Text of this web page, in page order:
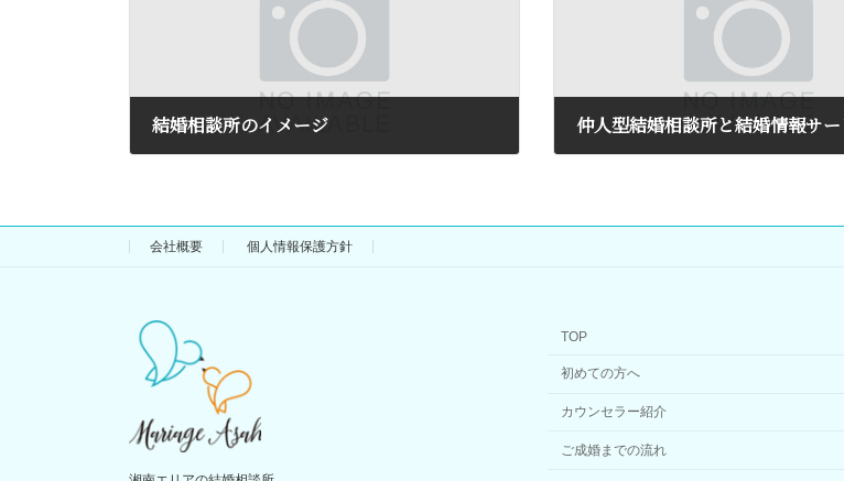
結婚相談所のイメージ
会社概要 個人情報保護方針
TOP
初めての方へ
カウンセラー紹介
ご成婚までの流れ